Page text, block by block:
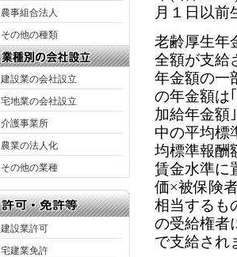
農事組合法人
その他の種類
建設業の会社設立
宅地業の会社設立
介護事業所
農業の法人化
その他の業種
建設業許可
宅建業免許
月１日以前
老齢厚生年
全額が支給
年金額の一
の年金額は
加給年金額
中の平均標
均標準報酬
賃金水準に
価×被保険
相当するも
の受給権者
で支給され